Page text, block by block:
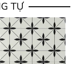
TỰ